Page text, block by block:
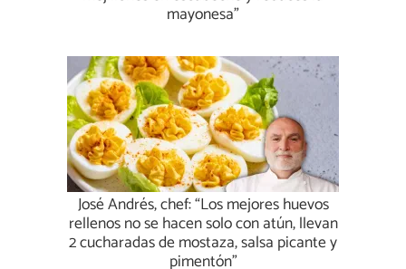
mayonesa”
José Andrés, chef: “Los mejores huevos
rellenos no se hacen solo con atún, llevan
2 cucharadas de mostaza, salsa picante y
pimentón”